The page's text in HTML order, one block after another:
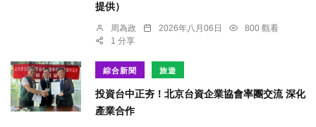
提供）
周為政 2026年八月06日
800 觀看
1 分享
綜合新聞 旅遊
投資台中正夯！北京台資企業協會率團交流 深化
產業合作